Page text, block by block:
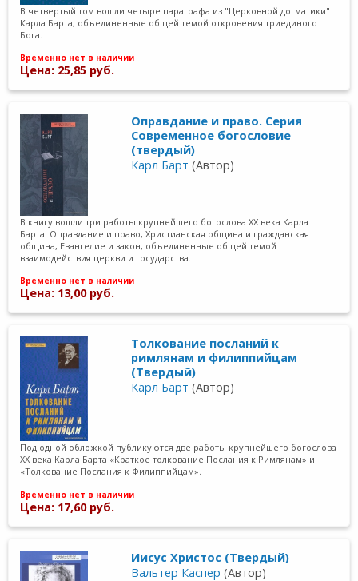
В четвертый том вошли четыре параграфа из "Церковной догматики"
Карла Барта, объединенные общей темой откровения триединого
Бога.
Временно нет в наличии
Цена: 25,85 руб.
Оправдание и право. Серия
Современное богословие
(твердый)
Карл Барт (Автор)
В книгу вошли три работы крупнейшего богослова XX века Карла
Барта: Оправдание и право, Христианская община и гражданская
община, Евангелие и закон, объединенные общей темой
взаимодействия церкви и государства.
Временно нет в наличии
Цена: 13,00 руб.
Толкование посланий к
римлянам и филиппийцам
(Твердый)
Карл Барт (Автор)
Под одной обложкой публикуются две работы крупнейшего богослова
ХХ века Карла Барта «Краткое толкование Послания к Римлянам» и
«Толкование Послания к Филиппийцам».
Временно нет в наличии
Цена: 17,60 руб.
Иисус Христос (Твердый)
Вальтер Каспер (Автор)